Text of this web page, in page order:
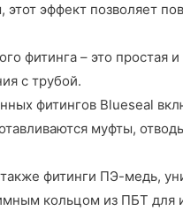
этот эффект позволяет
фитинга – это простая
с трубой.
фитингов Blueseal
муфты,
фитинги ПЭ-медь,
кольцом из ПБТ для